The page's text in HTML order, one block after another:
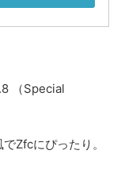
（Special
Zfcにぴったり。